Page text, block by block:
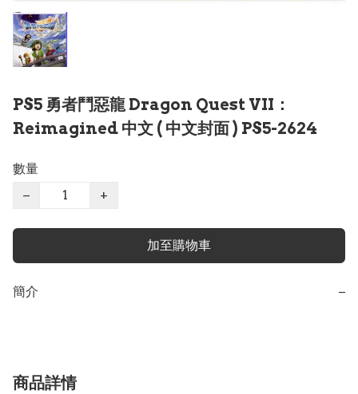
PS5 勇者鬥惡龍 Dragon Quest VII：
Reimagined 中文 ( 中文封面 ) PS5-2624
數量
−
+
加至購物車
簡介 −
商品詳情